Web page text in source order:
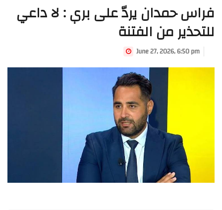
فراس حمدان يردّ على بري : لا داعي
للتحذير من الفتنة
June 27, 2026, 6:50 pm